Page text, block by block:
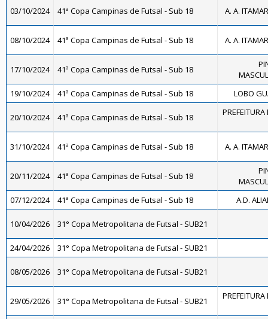
03/10/2024 41ª Copa Campinas de Futsal - Sub 18 A. A.
08/10/2024 41ª Copa Campinas de Futsal - Sub 18 A. A.
17/10/2024 41ª Copa Campinas de Futsal - Sub 18
19/10/2024
41ª Copa Campinas de Futsal - Sub 18 LOBO
20/10/2024 41ª Copa Campinas de Futsal - Sub 18
31/10/2024 41ª Copa Campinas de Futsal - Sub 18 A. A.
20/11/2024 41ª Copa Campinas de Futsal - Sub 18
07/12/2024
41ª Copa Campinas de Futsal - Sub 18 A.D.
10/04/2026 31° Copa Metropolitana de Futsal - SUB21
24/04/2026 31° Copa Metropolitana de Futsal - SUB21
08/05/2026 31° Copa Metropolitana de Futsal - SUB21
29/05/2026 31° Copa Metropolitana de Futsal - SUB21